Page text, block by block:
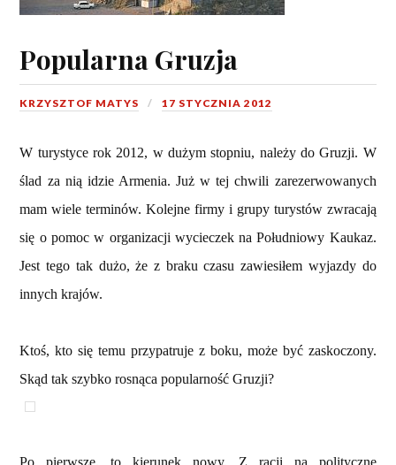
Popularna Gruzja
KRZYSZTOF MATYS 17 STYCZNIA 2012
W turystyce rok 2012, w dużym stopniu, należy do Gruzji. W
ślad za nią idzie Armenia. Już w tej chwili zarezerwowanych
mam wiele terminów. Kolejne firmy i grupy turystów zwracają
się o pomoc w organizacji wycieczek na Południowy Kaukaz.
Jest tego tak dużo, że z braku czasu zawiesiłem wyjazdy do
innych krajów.
Ktoś, kto się temu przypatruje z boku, może być zaskoczony.
Skąd tak szybko rosnąca popularność Gruzji?